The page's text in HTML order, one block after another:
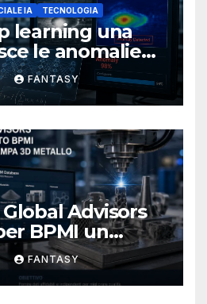
IA TECNOLOGIA
learning una
le anomalie
fusione
FANTASY
Advisors
BPMI un
la stampa 3D
alla filiera
FANTASY